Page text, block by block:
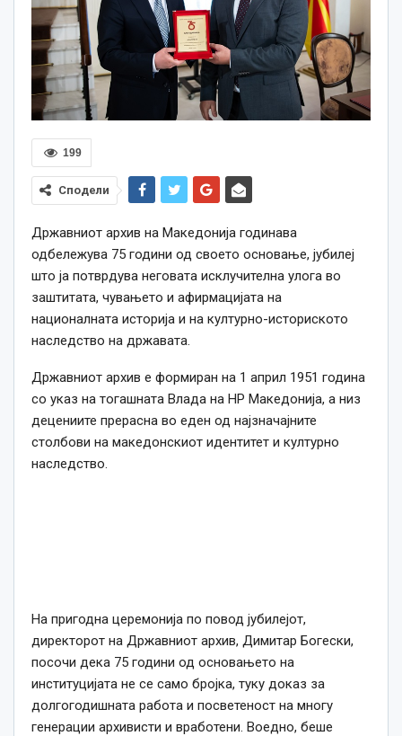
199
Сподели
Државниот архив на Македонија годинава
одбележува 75 години од своето основање, јубилеј
што ја потврдува неговата исклучителна улога во
заштитата, чувањето и афирмацијата на
националната историја и на културно-историското
наследство на државата.
Државниот архив е формиран на 1 април 1951 година
со указ на тогашната Влада на НР Македонија, а низ
децениите прерасна во еден од најзначајните
столбови на македонскиот идентитет и културно
наследство.
На пригодна церемонија по повод јубилејот,
директорот на Државниот архив, Димитар Богески,
посочи дека 75 години од основањето на
институцијата не се само бројка, туку доказ за
долгогодишната работа и посветеност на многу
генерации архивисти и вработени. Воедно, беше